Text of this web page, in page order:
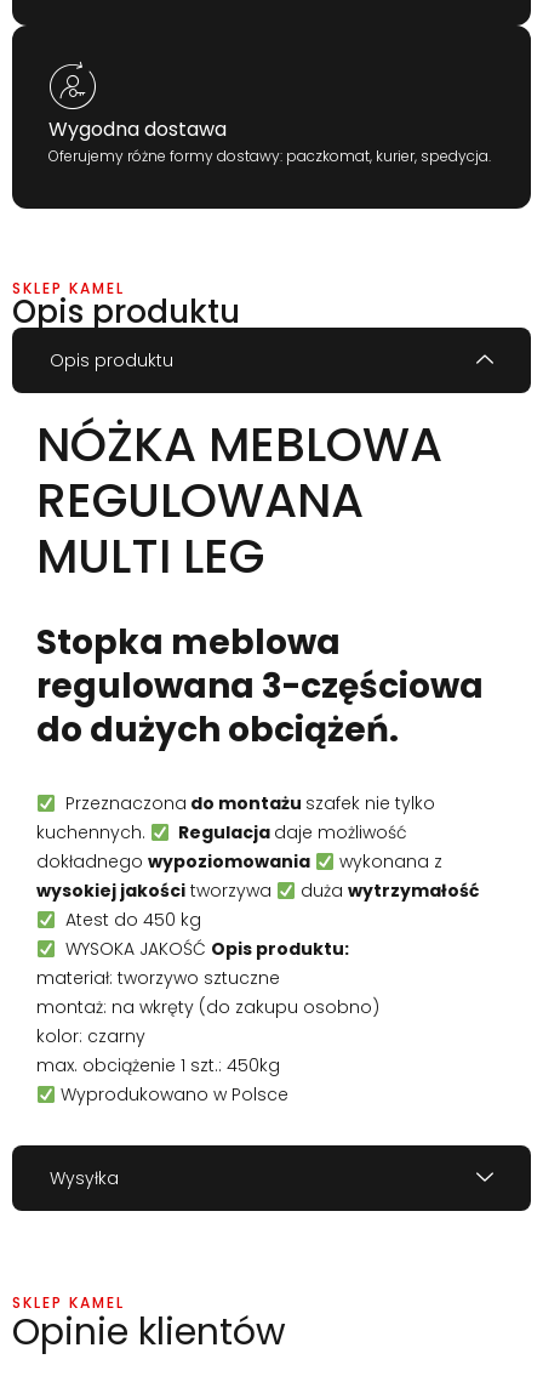
Wygodna dostawa
Oferujemy różne formy dostawy: paczkomat, kurier, spedycja.
SKLEP KAMEL
Opis produktu
Opis produktu
NÓŻKA MEBLOWA
REGULOWANA
MULTI LEG
Stopka meblowa
regulowana 3-częściowa
do dużych obciążeń.
Przeznaczona do montażu szafek nie tylko
kuchennych.
Regulacja daje możliwość
dokładnego wypoziomowania
wykonana z
wysokiej jakości tworzywa duża wytrzymałość
Atest do 450 kg
WYSOKA JAKOŚĆ Opis produktu:
materiał: tworzywo sztuczne
montaż: na wkręty (do zakupu osobno)
kolor: czarny
max. obciążenie 1 szt.: 450kg
Wyprodukowano w Polsce
Wysyłka
SKLEP KAMEL
Opinie klientów